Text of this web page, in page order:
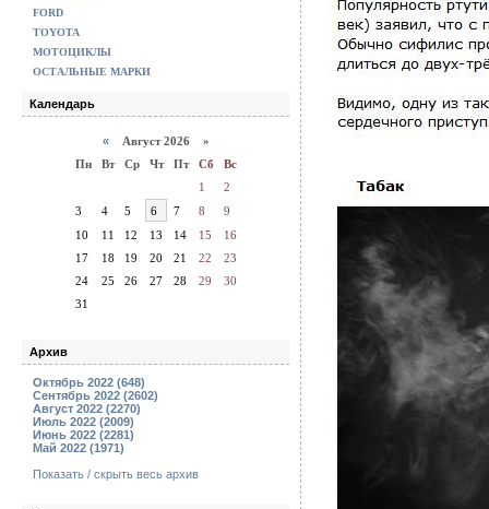
FORD
TOYOTA
МОТОЦИКЛЫ
ОСТАЛЬНЫЕ МАРКИ
Календарь
« Август 2026 »
Пн
Вт Ср Чт Пт Сб
Вс
1
2
3
4 5 6 7 8
9
10
11 12 13 14 15
16
17
18 19 20 21 22
23
24
25 26 27 28 29
30
31
Архив
Октябрь 2022 (648)
Сентябрь 2022 (2602)
Август 2022 (2270)
Июль 2022 (2009)
Июнь 2022 (2281)
Май 2022 (1971)
Показать / скрыть весь архив